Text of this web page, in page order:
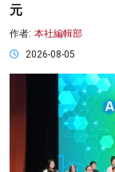
元
作者: 本社編輯部
2026-08-05